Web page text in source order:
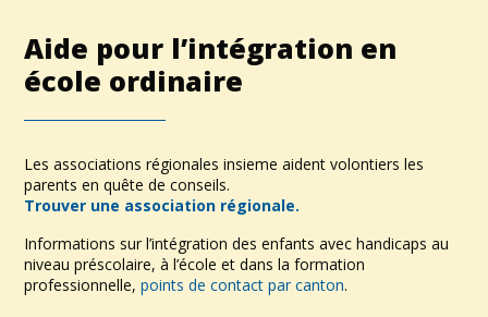
Aide pour l’intégration en
école ordinaire
Les associations régionales insieme aident volontiers les
parents en quête de conseils.
Trouver une association régionale.
Informations sur l’intégration des enfants avec handicaps au
niveau préscolaire, à l’école et dans la formation
professionnelle, points de contact par canton.